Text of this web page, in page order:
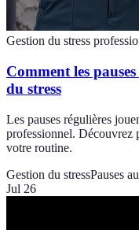
Gestion du stress
Comment les
du stress
Les pauses régulières
professionnel. Découvrez
votre routine.
Gestion du stressPauses
Jul 26